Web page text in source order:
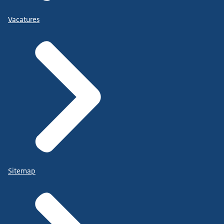
Vacatures
Sitemap